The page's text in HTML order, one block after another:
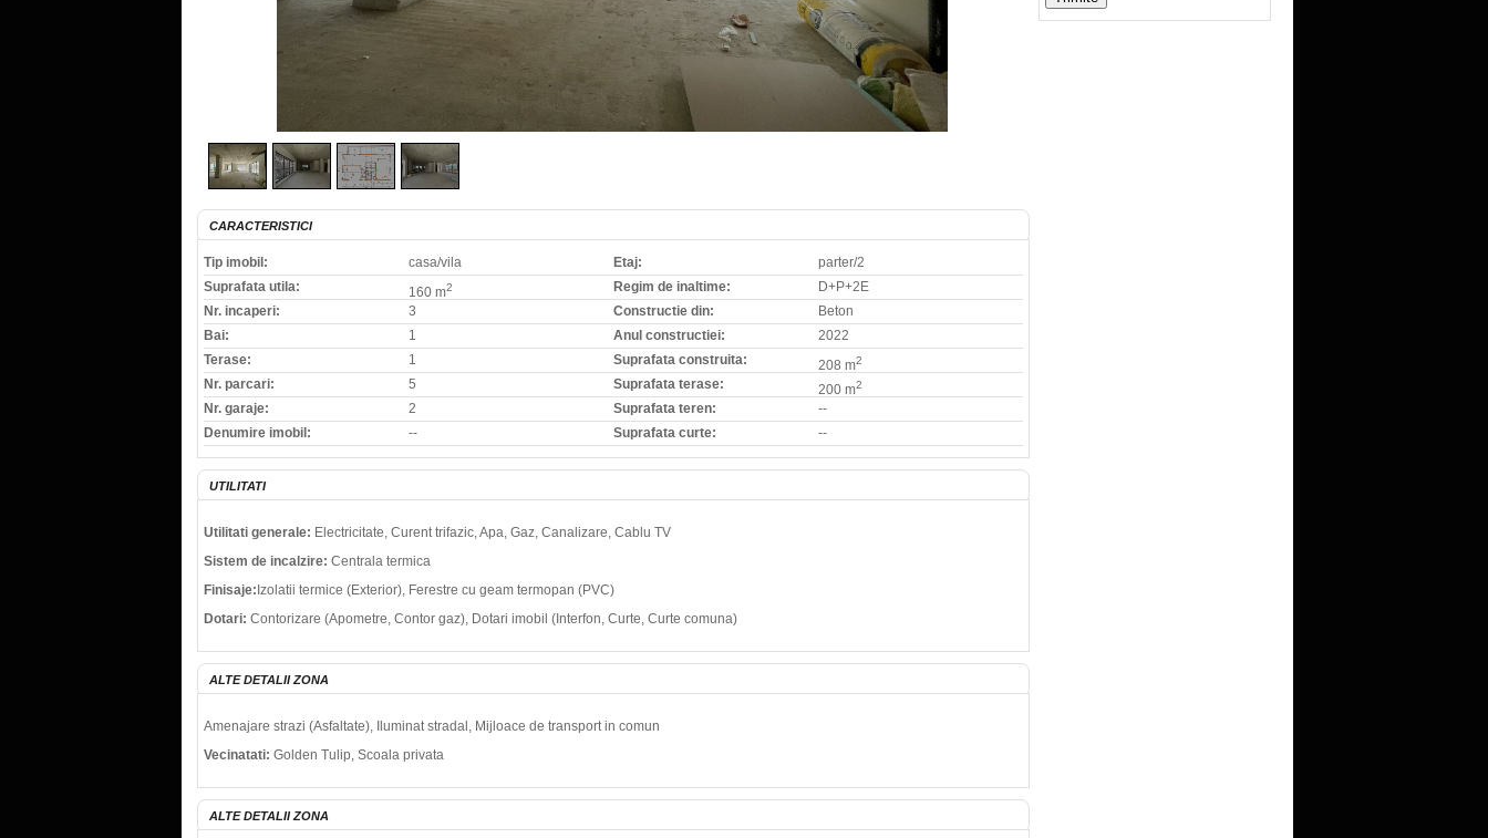
CARACTERISTICI
Tip imobil:
casa/vila
Suprafata utila:
160 m2
Nr. incaperi:
3
Bai:
1
Terase:
1
Nr. parcari:
5
Nr. garaje:
2
Denumire imobil:
--
Etaj:
parter/2
Regim de inaltime:
D+P+2E
Constructie din:
Beton
Anul constructiei:
2022
Suprafata construita:
208 m2
Suprafata terase: 200 m2
Suprafata teren:
--
Suprafata curte:
--
UTILITATI
Utilitati generale: Electricitate, Curent trifazic, Apa, Gaz, Canalizare, Cablu TV
Sistem de incalzire: Centrala termica
Finisaje: Izolatii termice (Exterior), Ferestre cu geam termopan (PVC)
Dotari: Contorizare (Apometre, Contor gaz), Dotari imobil (Interfon, Curte, Curte comuna)
ALTE DETALII ZONA
Amenajare strazi (Asfaltate), Iluminat stradal, Mijloace de transport in comun
Vecinatati: Golden Tulip, Scoala privata
ALTE DETALII ZONA